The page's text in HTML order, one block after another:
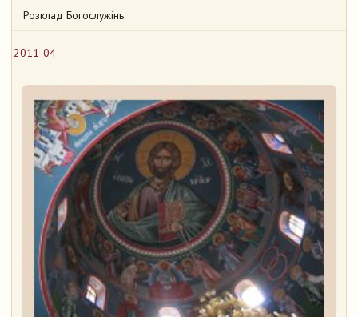
Розклад Богослужінь
2011-04